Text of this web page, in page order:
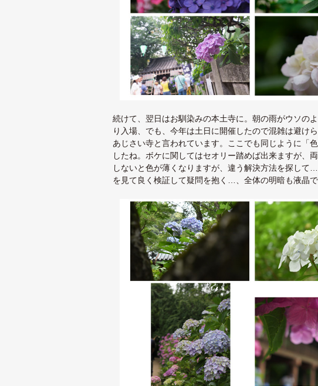
続けて、翌日はお馴染みの本土寺に。朝の雨がウソの
り入場、でも、今年は土日に開催したので混雑は避け
あじさい寺と言われています。ここでも同じように「
したね。ボケに関してはセオリー踏めば出来ますが、
しないと色が薄くなりますが、違う解決方法を探し
を見て良く検証して疑問を抱く…、全体の明暗も液晶